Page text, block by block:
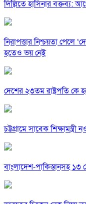
দিল্লিতে হাসিনার
নিরাপত্তার নিশ্চয়তা পেলে
হতেও ভয় নেই
দেশের ২৩তম রাষ্ট্রপতি
চট্টগ্রামে সাবেক
বাংলাদেশ-পাকিস্তানসহ